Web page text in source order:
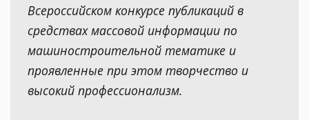
Всероссийском конкурсе публикаций в
средствах массовой информации по
машиностроительной тематике и
проявленные при этом творчество и
высокий профессионализм.